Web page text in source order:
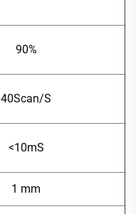
90%
40Scan/S
<10mS
1 mm